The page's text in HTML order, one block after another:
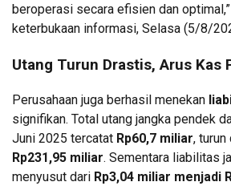
beroperasi secara efisien dan
keterbukaan informasi, Selasa (5/8/
Utang Turun Drastis, Arus Kas
Perusahaan juga berhasil menekan
signifikan. Total utang jangka pendek
Juni 2025 tercatat Rp60,7 miliar,
Rp231,95 miliar. Sementara liabilitas
menyusut dari Rp3,04 miliar menjadi